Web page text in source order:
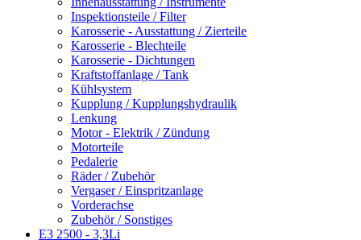
Inspektionsteile / Filter
Karosserie - Ausstattung / Zierteile
Karosserie - Blechteile
Karosserie - Dichtungen
Kraftstoffanlage / Tank
Kühlsystem
Kupplung / Kupplungshydraulik
Lenkung
Motor - Elektrik / Zündung
Motorteile
Pedalerie
Räder / Zubehör
Vergaser / Einspritzanlage
Vorderachse
Zubehör / Sonstiges
E3 2500 - 3,3Li